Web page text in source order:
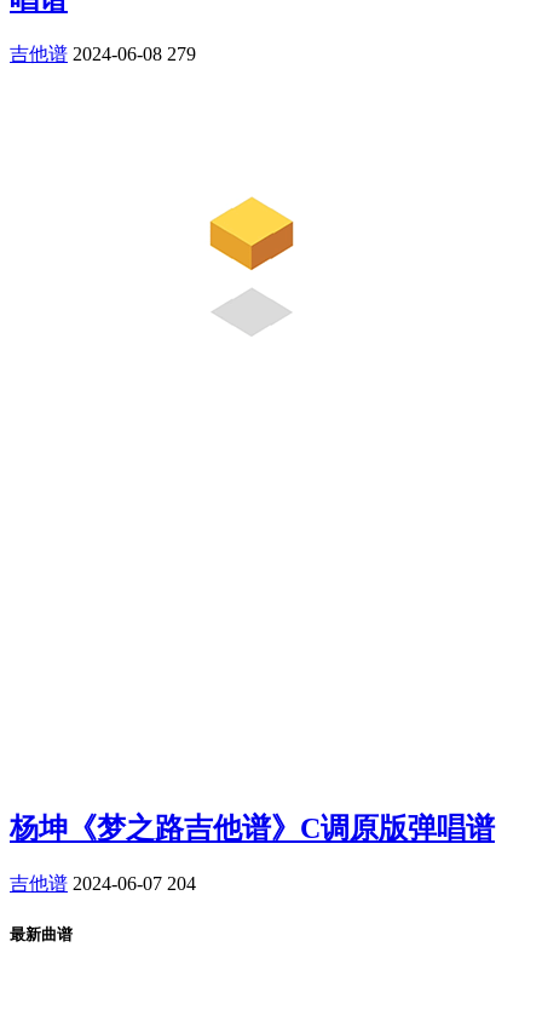
吉他谱 2024-06-08 279
杨坤《梦之路吉他谱》C调原版弹唱谱
吉他谱 2024-06-07 204
最新曲谱